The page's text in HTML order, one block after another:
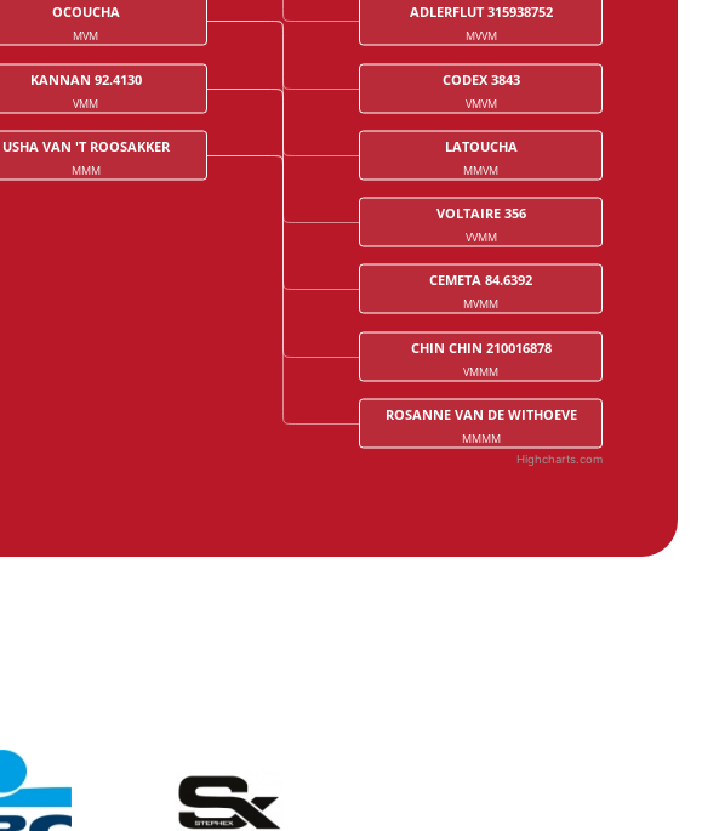
OCOUCHA
MVM
KANNAN 92.4130
VMM
USHA VAN 'T ROOSAKKER
MMM
ADLERFLUT 315938752
MVVM
CODEX 3843
VMVM
LATOUCHA
MMVM
VOLTAIRE 356
VVMM
CEMETA 84.6392
MVMM
CHIN CHIN 210016878
VMMM
ROSANNE VAN DE WITHOEVE
MMMM
Highcharts.com